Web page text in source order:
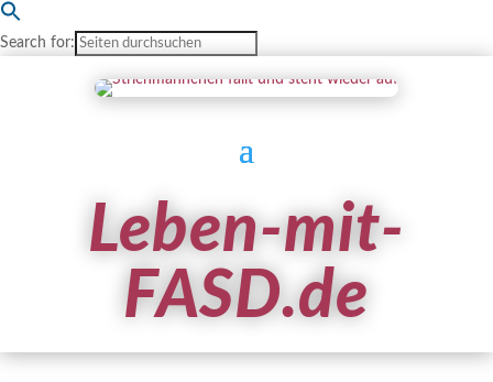
Search for:
Leben-mit-
FASD.de